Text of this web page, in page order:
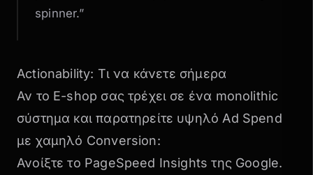
spinner.”
Actionability: Τι να κάνετε σήμερα
Αν το E-shop σας τρέχει σε ένα monolithic
σύστημα και παρατηρείτε υψηλό Ad Spend
με χαμηλό Conversion:
Ανοίξτε το PageSpeed Insights της Google.